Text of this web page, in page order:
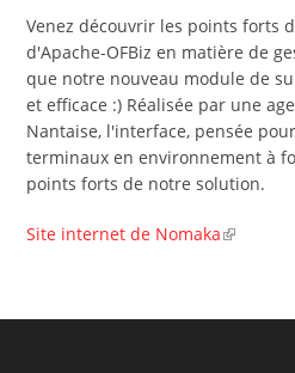
Venez découvrir les points forts
d'Apache-OFBiz en matière de
que notre nouveau module de
et efficace :) Réalisée par une
Nantaise, l'interface, pensée
terminaux en environnement à
points forts de notre solution.
Site internet de Nomaka